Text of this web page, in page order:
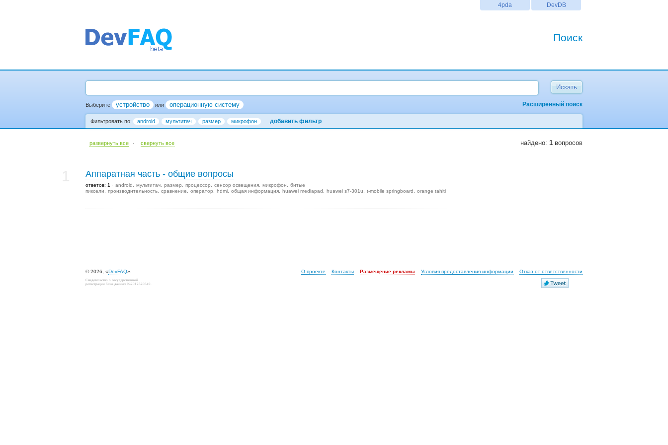
DevDB
4pda
Поиск
Выберите устройство Расширенный поиск
или операционную систему
Фильтровать по: android мультитач размер микрофон добавить фильтр
развернуть все · cвернуть все найдено: 1 вопросов
Аппаратная часть - общие вопросы
ответов: 1 android мультитач размер процессор сенсор освещения микрофон
битые
пиксели
производительность сравнение оператор hdmi общая информация huawei mediapad huawei s7-301u t-mobile springboard orange tahiti
© 2026, «DevFAQ». О проекте Контакты Размещение рекламы Условия предоставления информации Отказ от ответственности
Свидетельство о государственной
регистрации базы данных №2012620649.